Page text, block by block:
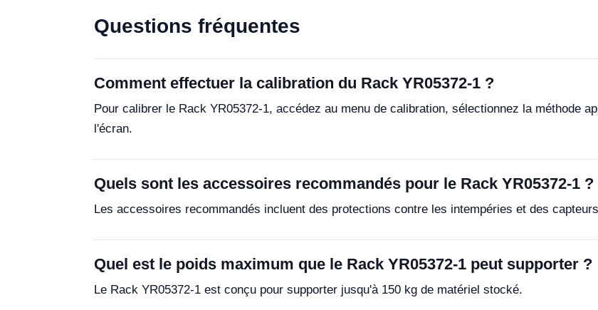
Questions fréquentes
Comment effectuer la calibration du Rack YR05372-1 ?
Pour calibrer le Rack YR05372-1, accédez au menu de calibration, sélectionnez la méthode
l'écran.
Quels sont les accessoires recommandés pour le Rack YR05372-1 ?
Les accessoires recommandés incluent des protections contre les intempéries et des
Quel est le poids maximum que le Rack YR05372-1 peut supporter ?
Le Rack YR05372-1 est conçu pour supporter jusqu'à 150 kg de matériel stocké.